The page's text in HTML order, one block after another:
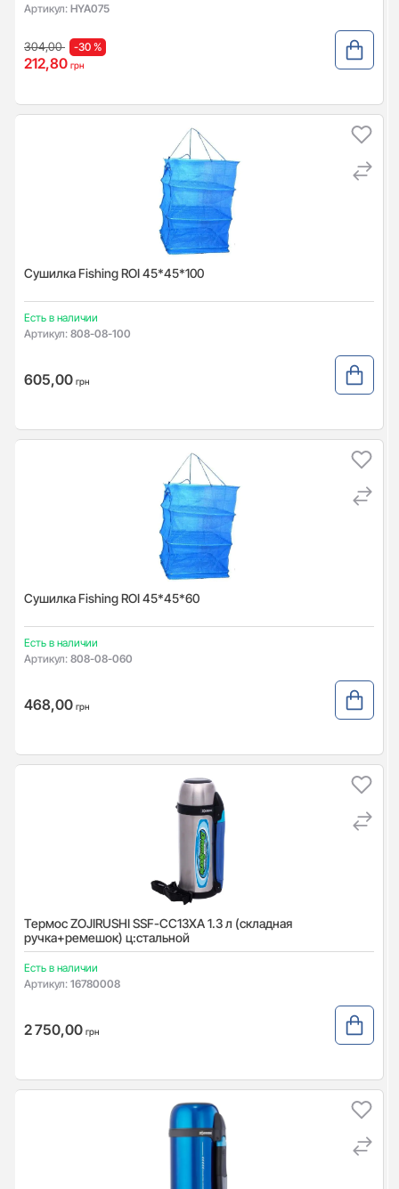
Артикул: HYA075
304,00 -30 %
212,80 грн
Сушилка Fishing ROI 45*45*100
Есть в наличии
Артикул: 808-08-100
605,00 грн
Сушилка Fishing ROI 45*45*60
Есть в наличии
Артикул: 808-08-060
468,00 грн
Термос ZOJIRUSHI SSF-CС13ХA 1.3 л (складная
ручка+ремешок) ц:стальной
Есть в наличии
Артикул: 16780008
2 750,00 грн